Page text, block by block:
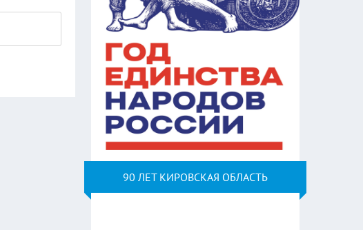
90 ЛЕТ КИРОВСКАЯ ОБЛАСТЬ